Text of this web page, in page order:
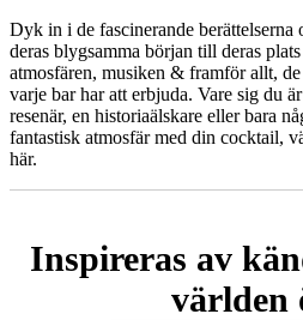
Dyk in i de fascinerande berättelserna
deras blygsamma början till deras
atmosfären, musiken & framför allt,
varje bar har att erbjuda. Vare sig du
resenär, en historiaälskare eller bara
fantastisk atmosfär med din cocktail,
här.
Inspireras av
världen